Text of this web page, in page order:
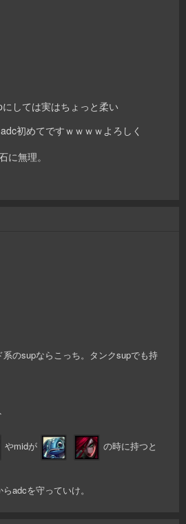
しては実はちょっと柔い
adc初めてですｗｗｗｗよろしく
に無理。
のsupならこっち。タンクsupでも持
やmidが の時に持つと
adcを守っていけ。